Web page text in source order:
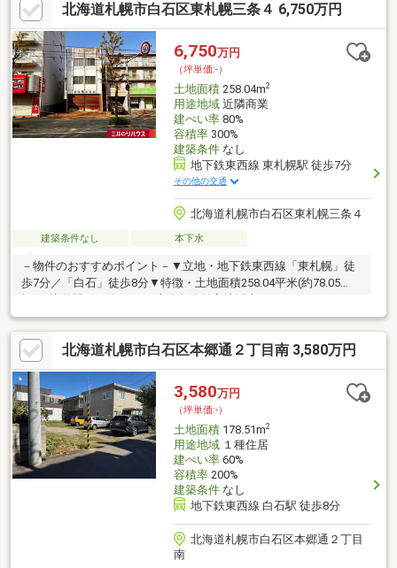
北海道札幌市白石区東札幌三条４ 6,750万円
6,750万円
（坪単価:-）
土地面積258.04m2
用途地域近隣商業
建ぺい率80%
容積率300%
建築条件なし
地下鉄東西線 東札幌駅 徒歩7分
その他の交通
北海道札幌市白石区東札幌三条４
建築条件なし 本下水
－物件のおすすめポイント－▼立地・地下鉄東西線「東札幌」徒
歩7分／「白石」徒歩8分▼特徴・土地面積258.04平米(約78.05
好きな工務店で建築可能・周辺は既に建物等があり、近隣状況を
考慮した設計プランを検討可能・建ぺい率80％・容積率300％▼
周辺環境・セイコーマート丸昌店 徒歩3分(約210m)・ラソラ札幌
徒歩12分(約960m)※前面道路に都市ガス配管有(別途引込費用要)■
ご希望の住まい探しをお手伝いします ━━━━━・・・物件の詳
細・ご相談はお気軽にお問い合わせください。
北海道札幌市白石区本郷通２丁目南 3,580万円
3,580万円
（坪単価:-）
土地面積178.51m2
用途地域１種住居
建ぺい率60%
容積率200%
建築条件なし
地下鉄東西線 白石駅 徒歩8分
北海道札幌市白石区本郷通２丁目
南